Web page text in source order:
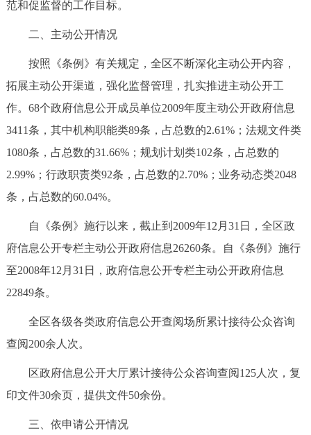
范和促监督的工作目标。
二、主动公开情况
按照《条例》有关规定，全区不断深化主动公开内容，
拓展主动公开渠道，强化监督管理，扎实推进主动公开工
作。68个政府信息公开成员单位2009年度主动公开政府信息
3411条，其中机构职能类89条，占总数的2.61%；法规文件类
1080条，占总数的31.66%；规划计划类102条，占总数的
2.99%；行政职责类92条，占总数的2.70%；业务动态类2048
条，占总数的60.04%。
自《条例》施行以来，截止到2009年12月31日，全区政
府信息公开专栏主动公开政府信息26260条。自《条例》施行
至2008年12月31日，政府信息公开专栏主动公开政府信息
22849条。
全区各级各类政府信息公开查阅场所累计接待公众咨询
查阅200余人次。
区政府信息公开大厅累计接待公众咨询查阅125人次，复
印文件30余页，提供文件50余份。
三、依申请公开情况